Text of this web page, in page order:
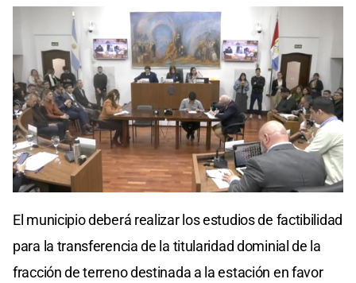
El municipio deberá realizar los estudios de factibilidad
para la transferencia de la titularidad dominial de la
fracción de terreno destinada a la estación en favor